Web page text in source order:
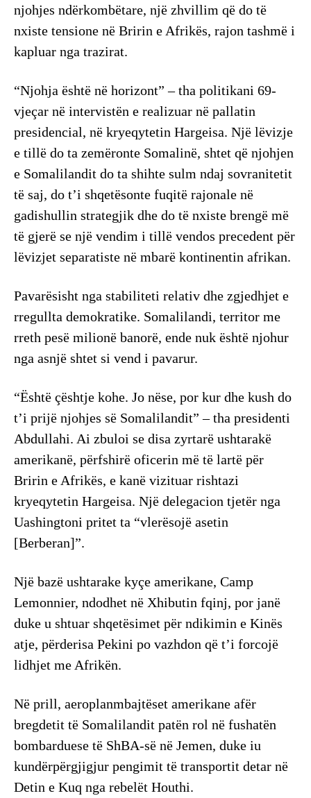
njohjes ndërkombëtare, një zhvillim që do të
nxiste tensione në Bririn e Afrikës, rajon tashmë i
kapluar nga trazirat.
“Njohja është në horizont” – tha politikani 69-
vjeçar në intervistën e realizuar në pallatin
presidencial, në kryeqytetin Hargeisa. Një lëvizje
e tillë do ta zemëronte Somalinë, shtet që njohjen
e Somalilandit do ta shihte sulm ndaj sovranitetit
të saj, do t’i shqetësonte fuqitë rajonale në
gadishullin strategjik dhe do të nxiste brengë më
të gjerë se një vendim i tillë vendos precedent për
lëvizjet separatiste në mbarë kontinentin afrikan.
Pavarësisht nga stabiliteti relativ dhe zgjedhjet e
rregullta demokratike. Somalilandi, territor me
rreth pesë milionë banorë, ende nuk është njohur
nga asnjë shtet si vend i pavarur.
“Është çështje kohe. Jo nëse, por kur dhe kush do
t’i prijë njohjes së Somalilandit” – tha presidenti
Abdullahi. Ai zbuloi se disa zyrtarë ushtarakë
amerikanë, përfshirë oficerin më të lartë për
Bririn e Afrikës, e kanë vizituar rishtazi
kryeqytetin Hargeisa. Një delegacion tjetër nga
Uashingtoni pritet ta “vlerësojë asetin
[Berberan]”.
Një bazë ushtarake kyçe amerikane, Camp
Lemonnier, ndodhet në Xhibutin fqinj, por janë
duke u shtuar shqetësimet për ndikimin e Kinës
atje, përderisa Pekini po vazhdon që t’i forcojë
lidhjet me Afrikën.
Në prill, aeroplanmbajtëset amerikane afër
bregdetit të Somalilandit patën rol në fushatën
bombarduese të ShBA-së në Jemen, duke iu
kundërpërgjigjur pengimit të transportit detar në
Detin e Kuq nga rebelët Houthi.